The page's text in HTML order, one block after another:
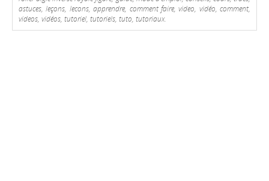
astuces, leçons, lecons, apprendre, comment faire, video, vidéo, comment,
videos, vidéos, tutoriel, tutoriels, tuto, tutoriaux.